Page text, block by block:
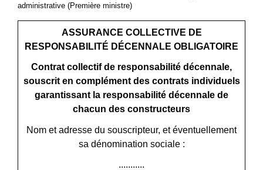
administrative (Première ministre)
ASSURANCE COLLECTIVE DE
RESPONSABILITÉ DÉCENNALE OBLIGATOIRE
Contrat collectif de responsabilité décennale,
souscrit en complément des contrats individuels
garantissant la responsabilité décennale de
chacun des constructeurs
Nom et adresse du souscripteur, et éventuellement
sa dénomination sociale :
...........